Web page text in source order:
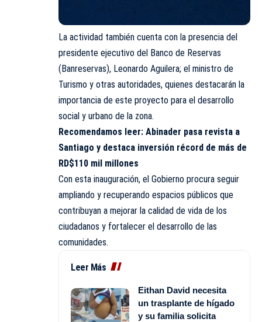
La actividad también cuenta con la presencia del
presidente ejecutivo del Banco de Reservas
(Banreservas), Leonardo Aguilera; el ministro de
Turismo y otras autoridades, quienes destacarán la
importancia de este proyecto para el desarrollo
social y urbano de la zona.
Recomendamos leer: Abinader pasa revista a
Santiago y destaca inversión récord de más de
RD$110 mil millones
Con esta inauguración, el Gobierno procura seguir
ampliando y recuperando espacios públicos que
contribuyan a mejorar la calidad de vida de los
ciudadanos y fortalecer el desarrollo de las
comunidades.
Leer Más
Eithan David necesita
un trasplante de hígado
y su familia solicita